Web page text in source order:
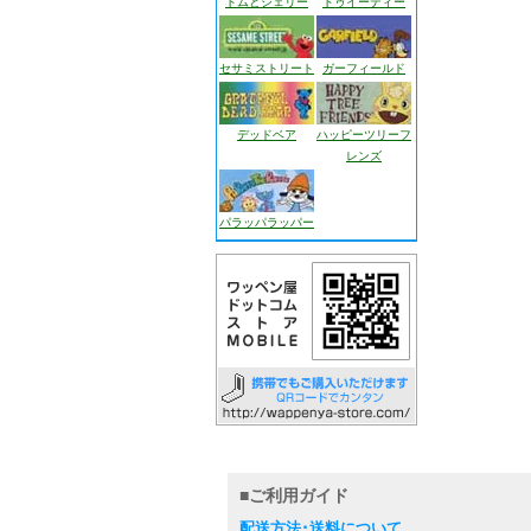
セサミストリート ガーフィールド
デッドベア
ハッピーツリーフ
レンズ
パラッパラッパー
■ご利用ガイド